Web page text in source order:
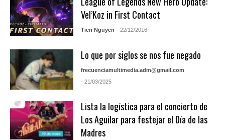
Vel’Koz in First Contact
Tien Nguyen - 22/12/2016
Lo que por siglos se nos fue negado
frecuenciamultimedia.adm@gmail.com
- 21/03/2025
Lista la logística para el concierto de
Los Aguilar para festejar el Día de las
Madres